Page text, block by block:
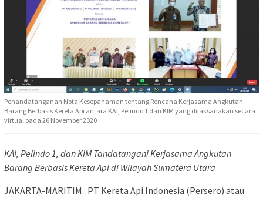
Penandatanganan Nota Kesepahaman tentang Rencana Kerjasama Angkutan
Barang Berbasis Kereta Api antara KAI, Pelindo 1 dan KIM yang dilaksanakan secara
virtual pada 26 November 2020
KAI, Pelindo 1, dan KIM Tandatangani Kerjasama Angkutan
Barang Berbasis Kereta Apidi Wilayah Sumatera Utara
JAKARTA-MARITIM : PT Kereta Api Indonesia (Persero) atau